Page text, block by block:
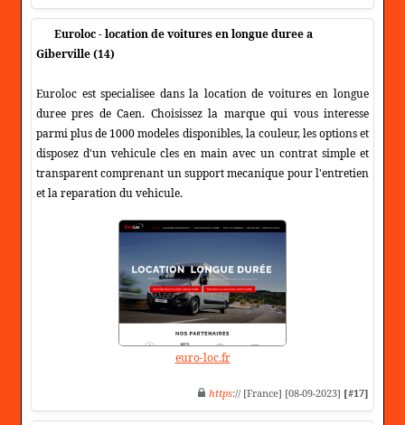
Euroloc - location de voitures en longue duree a
Giberville (14)
Euroloc est specialisee dans la location de voitures en longue
duree pres de Caen. Choisissez la marque qui vous interesse
parmi plus de 1000 modeles disponibles, la couleur, les options et
disposez d'un vehicule cles en main avec un contrat simple et
transparent comprenant un support mecanique pour l'entretien
et la reparation du vehicule.
euro-loc.fr
https:// [France] [08-09-2023] [#17]